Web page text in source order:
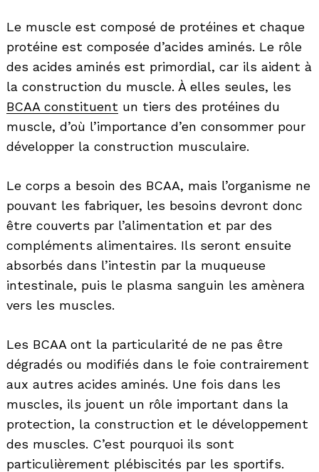
Le muscle est composé de protéines et chaque
protéine est composée d’acides aminés. Le rôle
des acides aminés est primordial, car ils aident à
la construction du muscle. À elles seules, les
BCAA constituent un tiers des protéines du
muscle, d’où l’importance d’en consommer pour
développer la construction musculaire.
Le corps a besoin des BCAA, mais l’organisme ne
pouvant les fabriquer, les besoins devront donc
être couverts par l’alimentation et par des
compléments alimentaires. Ils seront ensuite
absorbés dans l’intestin par la muqueuse
intestinale, puis le plasma sanguin les amènera
vers les muscles.
Les BCAA ont la particularité de ne pas être
dégradés ou modifiés dans le foie contrairement
aux autres acides aminés. Une fois dans les
muscles, ils jouent un rôle important dans la
protection, la construction et le développement
des muscles. C’est pourquoi ils sont
particulièrement plébiscités par les sportifs.